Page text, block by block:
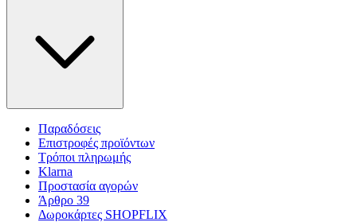
Παραδόσεις
Επιστροφές προϊόντων
Τρόποι πληρωμής
Klarna
Προστασία αγορών
Άρθρο 39
Δωροκάρτες SHOPFLIX